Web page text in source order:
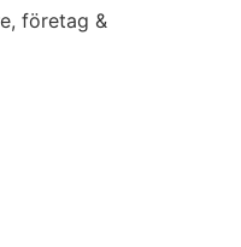
företag &